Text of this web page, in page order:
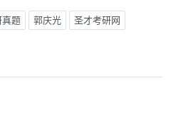
真题 郭庆光 圣才考研网